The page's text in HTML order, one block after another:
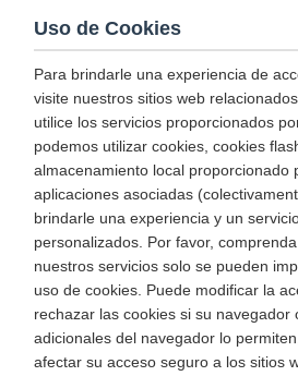
Uso de Cookies
Para brindarle una experiencia de
visite nuestros sitios web
utilice los servicios proporcionados
podemos utilizar cookies, cookies
almacenamiento local proporcionado
aplicaciones asociadas
brindarle una experiencia y un
personalizados. Por favor,
nuestros servicios solo se pueden
uso de cookies. Puede modificar la
rechazar las cookies si su navegador
adicionales del navegador lo
afectar su acceso seguro a los sitios